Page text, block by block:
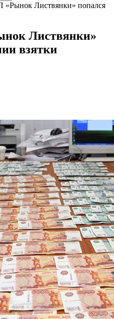
Листвянки» попался
Листвянки»
взятки